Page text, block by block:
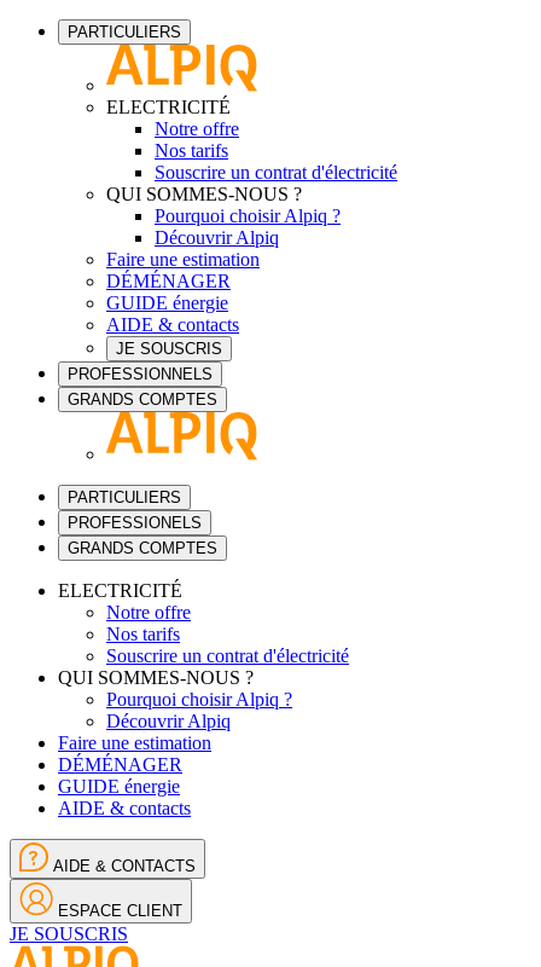
PARTICULIERS
ELECTRICITÉ
Notre offre
Nos tarifs
Souscrire un contrat d'électricité
QUI SOMMES-NOUS ?
Pourquoi choisir Alpiq ?
Découvrir Alpiq
Faire une estimation
DÉMÉNAGER
GUIDE énergie
AIDE & contacts
JE SOUSCRIS
PROFESSIONNELS
GRANDS COMPTES
PARTICULIERS
PROFESSIONELS
GRANDS COMPTES
ELECTRICITÉ
Notre offre
Nos tarifs
Souscrire un contrat d'électricité
QUI SOMMES-NOUS ?
Pourquoi choisir Alpiq ?
Découvrir Alpiq
Faire une estimation
DÉMÉNAGER
GUIDE énergie
AIDE & contacts
AIDE & CONTACTS
ESPACE CLIENT
JE SOUSCRIS